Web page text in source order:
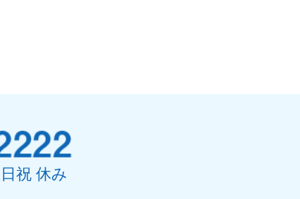
祝 休み